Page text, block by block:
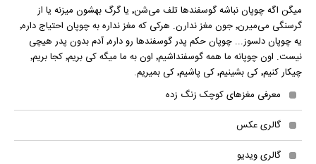
میگن اگه چوپان نباشه گوسفندها تلف می‌شن٬ یا گرگ بهشون میزنه یا از
گرسنگی می‌میرن٬ جون مغز ندارن. هرکی که مغز نداره به چوپان احتیاج داره٬
یه چوپان دلسوز... چوپان حکم پدر گوسفندها رو داره٬ آدم بدون پدر هیچی
نیست. اون چوپانه ما همه گوسفنداشیم٬ اون به ما میگه کی بریم٬ کجا بریم٬
چیکار کنیم٬ کی بشینیم٬ کی پاشیم٬ کی بمیریم.
معرفی مغزهای کوچک زنگ زده
گالری عکس
گالری ویدیو